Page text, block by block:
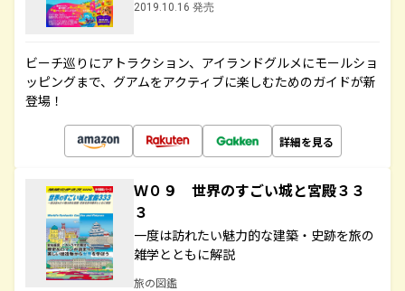
2019.10.16 発売
ビーチ巡りにアトラクション、アイランドグルメにモールショ
ッピングまで、グアムをアクティブに楽しむためのガイドが新
登場！
詳細を見る
Ｗ０９ 世界のすごい城と宮殿３３
３
一度は訪れたい魅力的な建築・史跡を旅の
雑学とともに解説
旅の図鑑